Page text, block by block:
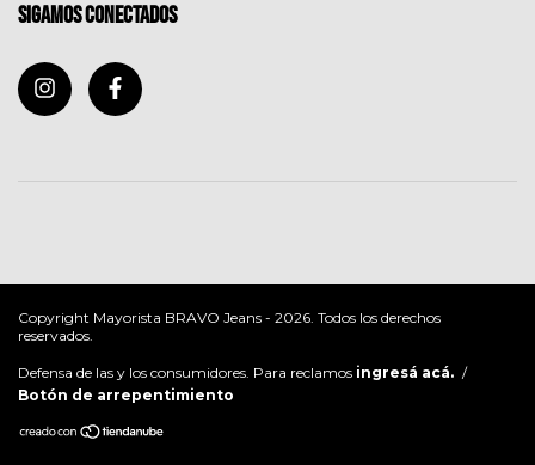
Sigamos conectados
Copyright Mayorista BRAVO Jeans - 2026. Todos los derechos
reservados.
Defensa de las y los consumidores. Para reclamos ingresá acá. /
Botón de arrepentimiento